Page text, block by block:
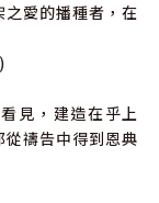
愛的播種者，在
見，建造在乎上
禱告中得到恩典